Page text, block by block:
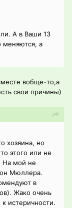
А в Ваши 13
меняются, а
вобще-то,а
свои причины)
хозяина, но
этого или не
На мой не
Мюллера.
в
Жако очень
истеричности.